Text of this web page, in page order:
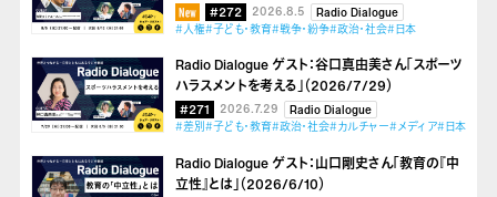
#272 2026.8.5
Radio Dialogue
#人権#子ども・教育#戦争・紛争#政治・社会#日本
Radio Dialogue ゲスト：谷口真由美さん「スポーツ
ハラスメントを考える」（2026/7/29）
#271 2026.7.29
Radio Dialogue
#差別#子ども・教育#政治・社会#カルチャー#メディア#日本
Radio Dialogue ゲスト：山口剛史さん「教育の『中
立性』とは」（2026/6/10）